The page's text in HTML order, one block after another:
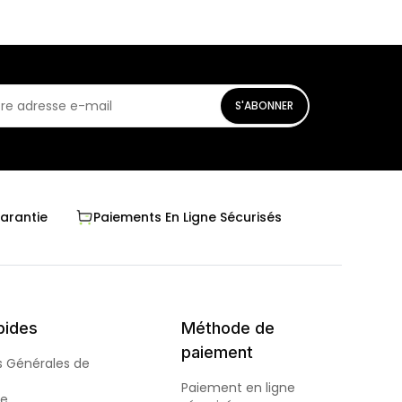
S'ABONNER
Paiements En Ligne Sécurisés
Générales de
Méthode de
paiement
Paiement en ligne